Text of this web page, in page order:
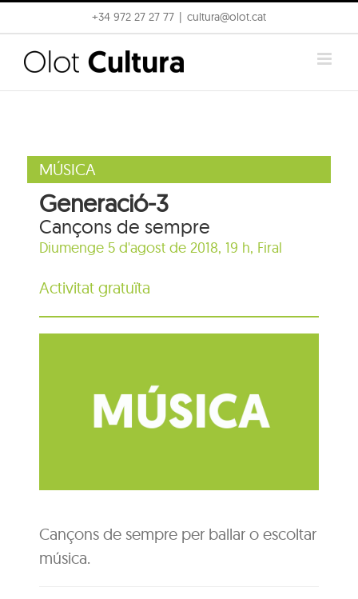
to
content
+34 972 27 27 77 cultura@olot.cat
MÚSICA
Generació-3
Cançons de sempre
Diumenge 5 d'agost de 2018, 19 h, Firal
Activitat gratuïta
Cançons de sempre per ballar o escoltar
música.